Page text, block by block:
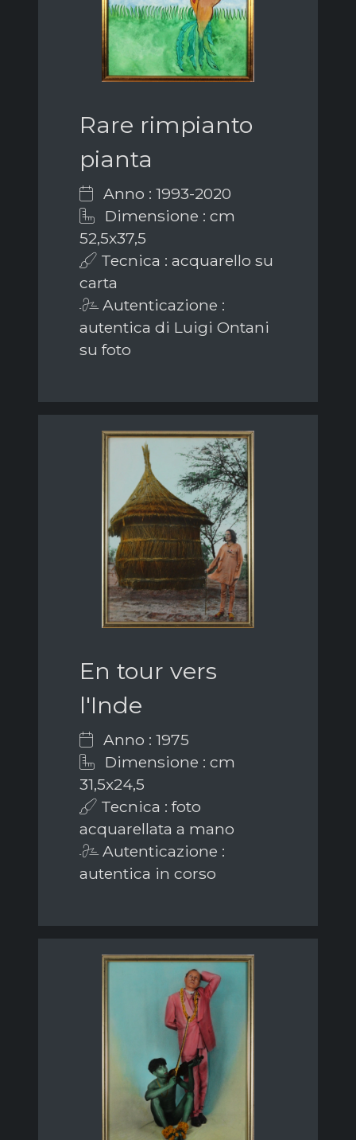
Rare rimpianto
pianta
Anno : 1993-2020
Dimensione : cm
52,5x37,5
Tecnica : acquarello su
carta
Autenticazione :
autentica di Luigi Ontani
su foto
En tour vers
l'Inde
Anno : 1975
Dimensione : cm
31,5x24,5
Tecnica : foto
acquarellata a mano
Autenticazione :
autentica in corso